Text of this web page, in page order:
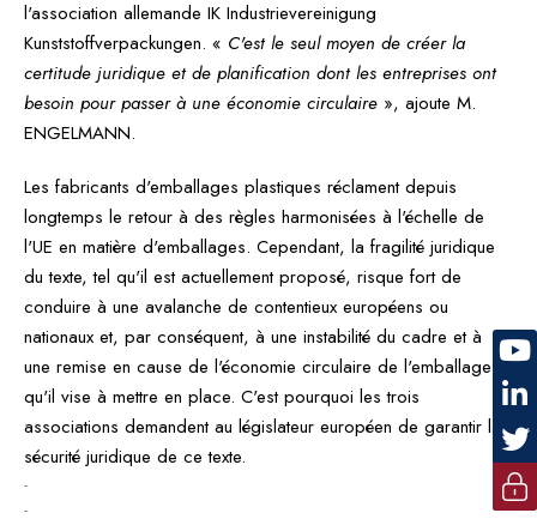
l'association allemande IK Industrievereinigung
Kunststoffverpackungen. « C'est le seul moyen de créer la
certitude juridique et de planification dont les entreprises ont
besoin pour passer à une économie circulaire », ajoute M.
ENGELMANN.
Les fabricants d'emballages plastiques réclament depuis
longtemps le retour à des règles harmonisées à l'échelle de
l'UE en matière d'emballages. Cependant, la fragilité juridique
du texte, tel qu'il est actuellement proposé, risque fort de
conduire à une avalanche de contentieux européens ou
nationaux et, par conséquent, à une instabilité du cadre et à
une remise en cause de l'économie circulaire de l'emballage
qu'il vise à mettre en place. C'est pourquoi les trois
associations demandent au législateur européen de garantir la
sécurité juridique de ce texte.
-
-